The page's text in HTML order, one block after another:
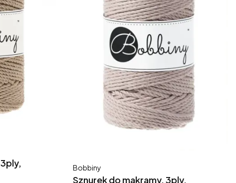
Sznurek do makramy, 3ply,
Producent
Bobbiny